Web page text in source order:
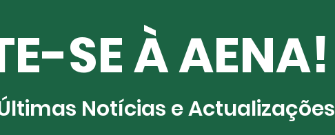
SE À AENA!
Notícias e Actualizações